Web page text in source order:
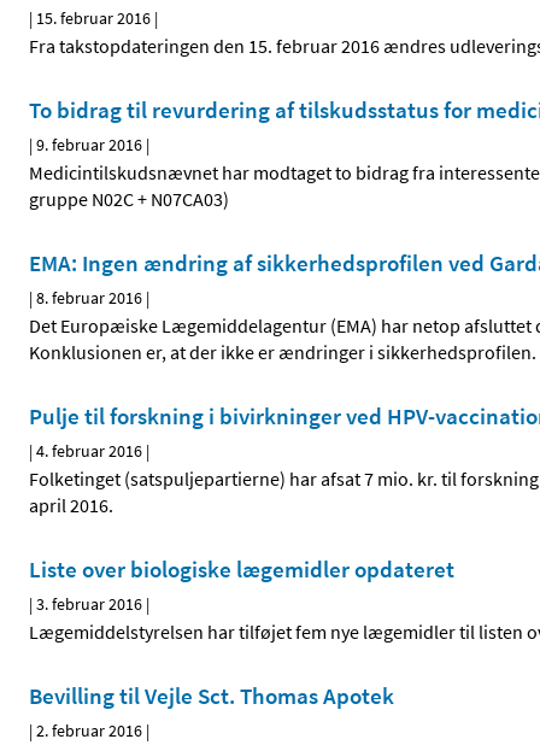
| 15. februar 2016 |
Fra takstopdateringen den 15. februar 2016 ændres
To bidrag til revurdering af tilskudsstatus for
|9. februar 2016 |
Medicintilskudsnævnet har modtaget to bidrag fra
gruppe N02C + N07CA03)
EMA: Ingen ændring af sikkerhedsprofilen ved
|8. februar 2016 |
Det Europæiske Lægemiddelagentur (EMA) har netop
Konklusionen er, at der ikke er ændringer i sikkerhedsprofilen.
Pulje til forskning i bivirkninger ved HPV-
|4. februar 2016 |
Folketinget (satspuljepartierne) har afsat 7 mio. kr. til
april 2016.
Liste over biologiske lægemidler opdateret
|3. februar 2016 |
Lægemiddelstyrelsen har tilføjet fem nye lægemidler til listen
Bevilling til Vejle Sct. Thomas Apotek
|2. februar 2016 |